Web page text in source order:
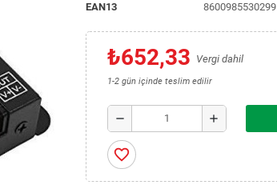
EAN13
8600985530299
₺652,33 Vergi dahil
1-2 gün içinde teslim edilir
remove add
favorite_border